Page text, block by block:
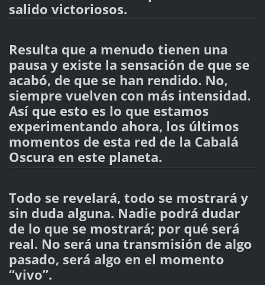
salido victoriosos.
Resulta que a menudo tienen una
pausa y existe la sensación de que se
acabó, de que se han rendido. No,
siempre vuelven con más intensidad.
Así que esto es lo que estamos
experimentando ahora, los últimos
momentos de esta red de la Cabalá
Oscura en este planeta.
Todo se revelará, todo se mostrará y
sin duda alguna. Nadie podrá dudar
de lo que se mostrará; por qué será
real. No será una transmisión de algo
pasado, será algo en el momento
“vivo”.